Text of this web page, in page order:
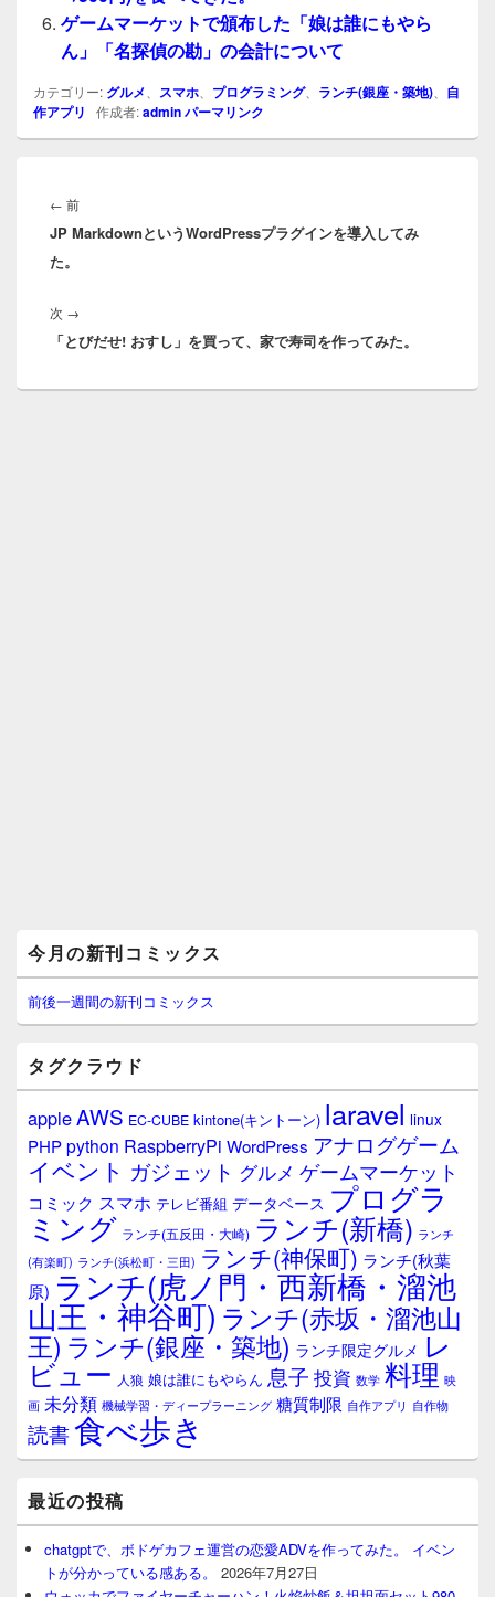
ゲームマーケットで頒布した「娘は誰にもやら
ん」「名探偵の勘」の会計について
カテゴリー: グルメ スマホ プログラミング、 ランチ(銀座・築地)
自
作アプリ
作成者:adminパーマリンク
稿
ナ
ビ
ゲ
シ
ョ
← 前前
の
JP MarkdownというWordPressプラグインを導入してみ
た。
次 →
の
稿:
「とびだせ! おすし」を買って、家で寿司を作ってみた。
イ
ン
サ
イ
ウ
ィ
ジ
ェ
ア
今月の新刊コミックス
前後一週間の新刊コミックス
タグクラウド
appleAWS EC-CUBE kintone(キントーン) laravel linux
PHPpython RaspberryPi WordPress アナログゲーム
イベント ガジェット グルメ ゲームマーケット
コミック スマホ テレビ番組 データベース プログラ
ミング ランチ(五反田・大崎) ランチ(新橋) ランチ
(有楽町) ランチ(浜松町・三田) ランチ(神保町) ランチ(秋葉
原) ランチ(虎ノ門・西新橋・溜池
山王・神谷町) ランチ(赤坂・溜池山
王) ランチ(銀座・築地) ランチ限定グルメ レ
ビュー 人狼 娘は誰にもやらん 息子 投資 数学 料理 映
画 未分類 機械学習・ディープラーニング 糖質制限 自作アプリ 自作物
読書食べ歩き
最近の投稿
chatgptで、ボドゲカフェ運営の恋愛ADVを作ってみた。 イベン
トが分かっている感ある。
2026年7月27日